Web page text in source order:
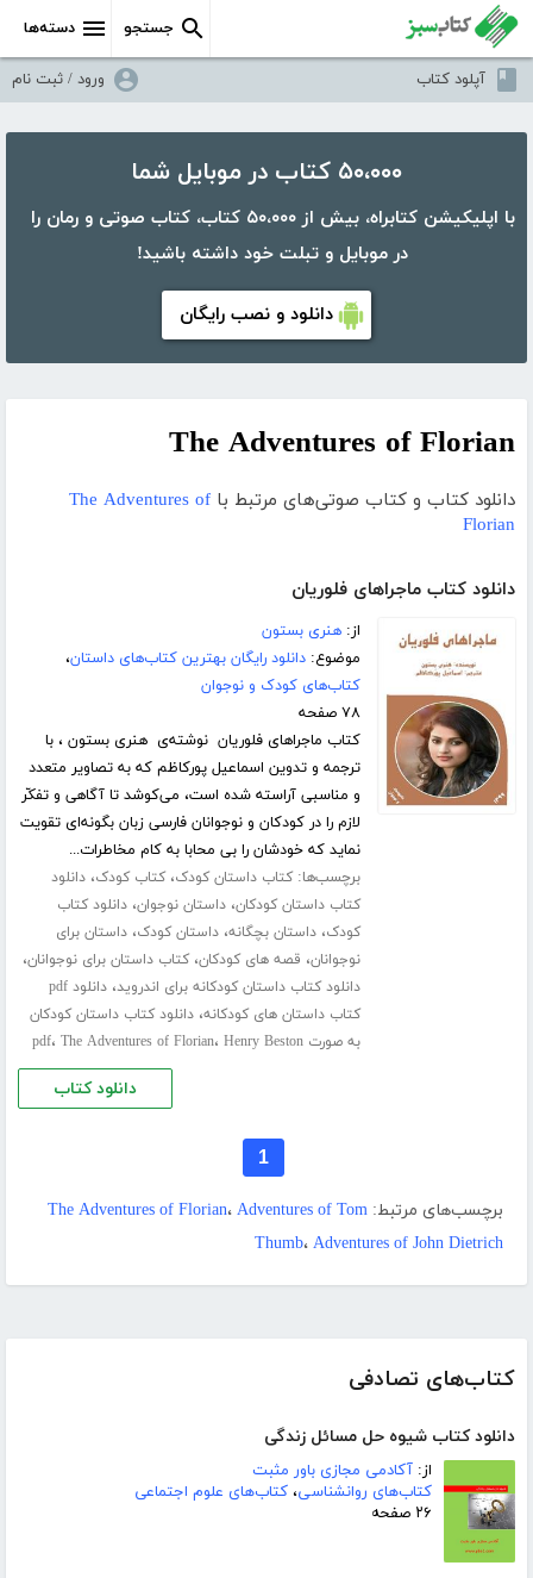
دسته‌ها جستجو
آپلود کتاب ورود / ثبت نام
۵۰،۰۰۰ کتاب در موبایل شما
با اپلیکیشن کتابراه، بیش از ۵۰،۰۰۰ کتاب، کتاب صوتی و رمان را
در موبایل و تبلت خود داشته باشید!
دانلود و نصب رایگان
کتاب‌های تصادفی
دانلود کتاب شیوه حل مسائل زندگی
از: آکادمی مجازی باور مثبت
کتاب‌های روانشناسی، کتاب‌های علوم اجتماعی
۲۶ صفحه
The Adventures of Florian
دانلود کتاب و کتاب صوتی‌های مرتبط با The Adventures of
Florian
دانلود کتاب ماجراهای فلوریان
از:هنری بستون
موضوع:دانلود رایگان بهترین کتاب‌های داستان،
کتاب‌های کودک و نوجوان
۷۸ صفحه
کتاب ماجراهای فلوریان نوشته‌ی هنری بستون ، با
ترجمه و تدوین اسماعیل پورکاظم که به تصاویر متعدد
و مناسبی آراسته شده است، می‌کوشد تا آگاهی و تفکّر
لازم را در کودکان و نوجوانان فارسی زبان بگونه‌ای تقویت
نماید که خودشان را بی محابا به کام مخاطرات...
برچسب‌ها:کتاب داستان کودک،کتاب کودک،دانلود
کتاب داستان کودکان،داستان نوجوان،دانلود کتاب
کودک،داستان بچگانه،داستان کودک،داستان برای
نوجوانان، قصه های کودکان،کتاب داستان برای نوجوانان،
دانلود کتاب داستان کودکانه برای اندروید،
دانلود pdf
کتاب داستان های کودکانه،دانلود کتاب داستان کودکان
به صورت pdf
، The Adventures of Florian، Henry Beston
دانلود کتاب
1
برچسب‌های مرتبط: The Adventures of Florian، Adventures of Tom
Thumb، Adventures of John Dietrich